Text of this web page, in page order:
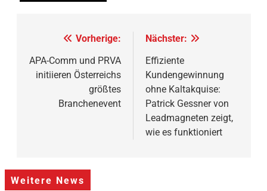
Beitragsnavigation
Vorherige:
APA-Comm und PRVA
initiieren Österreichs
größtes
Branchenevent
Nächster:
Effiziente
Kundengewinnung
ohne Kaltakquise:
Patrick Gessner von
Leadmagneten zeigt,
wie es funktioniert
Weitere News